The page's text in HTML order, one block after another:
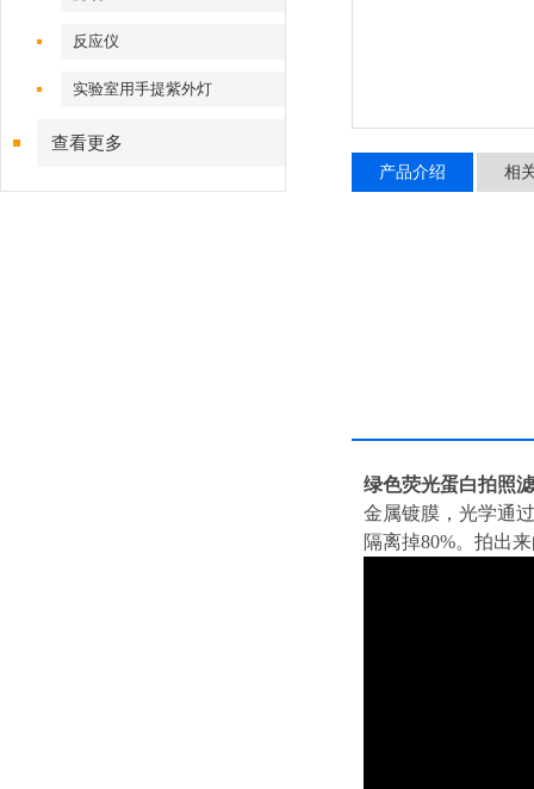
反应仪
实验室用手提紫外灯
查看更多
产品介绍 相
绿色荧光蛋白拍照
金属镀膜，光学通
隔离掉80%。拍出